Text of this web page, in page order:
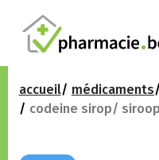
accueil médicaments
codeine sirop/